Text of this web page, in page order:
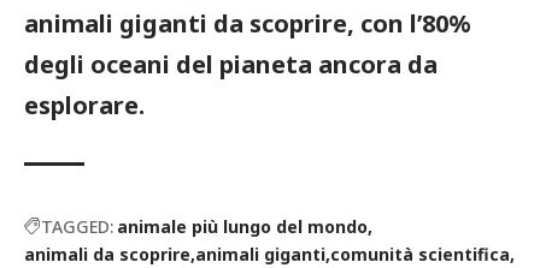
animali giganti da scoprire, con l’80%
degli oceani del pianeta ancora da
esplorare.
TAGGED: animale più lungo del mondo
animali da scoprire animali giganti comunità scientifica